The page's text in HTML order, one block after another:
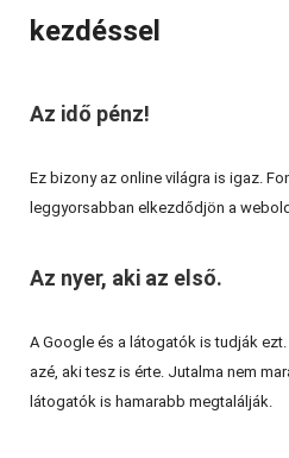
kezdéssel
Az idő pénz!
Ez bizony az online világra is igaz.
leggyorsabban elkezdődjön a
Az nyer, aki az első.
A Google és a látogatók is tudják
azé, aki tesz is érte. Jutalma nem
látogatók is hamarabb megtalálják.